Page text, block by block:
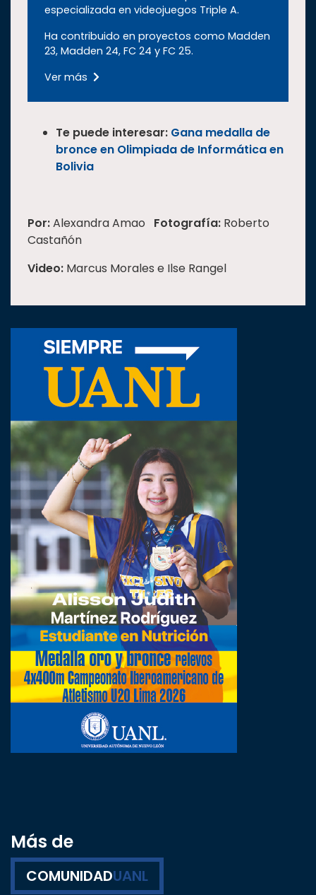
especializada en videojuegos Triple A.
Ha contribuido en proyectos como Madden
23, Madden 24, FC 24 y FC 25.
Ver más
Te puede interesar: Gana medalla de
bronce en Olimpiada de Informática en
Bolivia
Por:Alexandra Amao Fotografía: Roberto
Castañón
Video: Marcus Morales e Ilse Rangel
Más de
COMUNIDADUANL